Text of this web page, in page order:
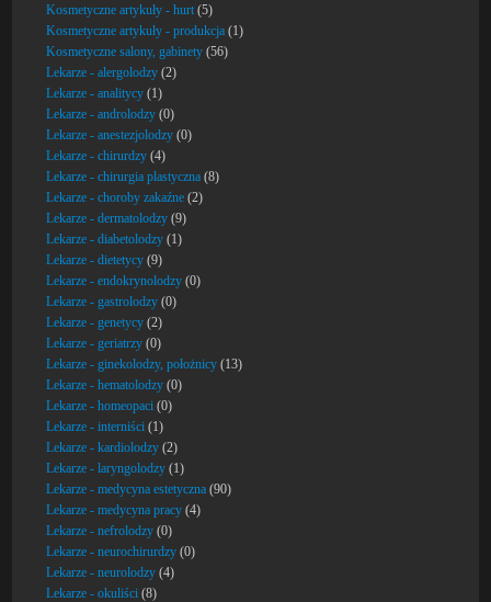
Kosmetyczne artykuły - hurt (5)
Kosmetyczne artykuły - produkcja (1)
Kosmetyczne salony, gabinety (56)
Lekarze - alergolodzy (2)
Lekarze - analitycy (1)
Lekarze - androlodzy (0)
Lekarze - anestezjolodzy (0)
Lekarze - chirurdzy (4)
Lekarze - chirurgia plastyczna (8)
Lekarze - choroby zakaźne (2)
Lekarze - dermatolodzy (9)
Lekarze - diabetolodzy (1)
Lekarze - dietetycy (9)
Lekarze - endokrynolodzy (0)
Lekarze - gastrolodzy (0)
Lekarze - genetycy (2)
Lekarze - geriatrzy (0)
Lekarze - ginekolodzy, położnicy (13)
Lekarze - hematolodzy (0)
Lekarze - homeopaci (0)
Lekarze - interniści (1)
Lekarze - kardiolodzy (2)
Lekarze - laryngolodzy (1)
Lekarze - medycyna estetyczna (90)
Lekarze - medycyna pracy (4)
Lekarze - nefrolodzy (0)
Lekarze - neurochirurdzy (0)
Lekarze - neurolodzy (4)
Lekarze - okuliści (8)